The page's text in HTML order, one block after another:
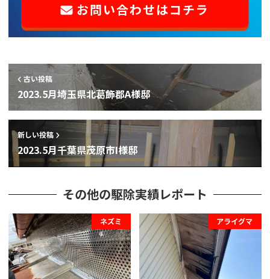
お問い合わせはコチラ
古い投稿
2023.5月埼玉県北葛飾郡A様邸
新しい投稿
2023.5月千葉県茂原市I様邸
その他の駆除実績レポート
ネズミ アライグマ